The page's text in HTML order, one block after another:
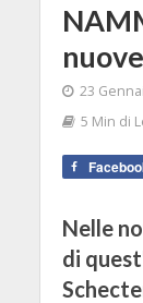
23
5 Min di
Nelle
di